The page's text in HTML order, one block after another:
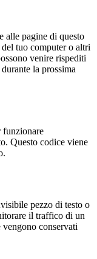
alle pagine di questo
tuo computer o altri
venire rispediti
la prossima
funzionare
Questo codice viene
pezzo di testo o
il traffico di un
conservati